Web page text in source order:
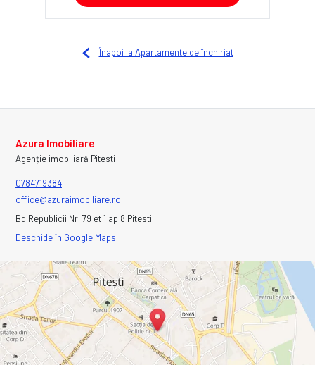
Înapoi la Apartamente de închiriat
Azura Imobiliare
Agenție imobiliară Pitesti
0784719384
office@azuraimobiliare.ro
Bd Republicii Nr. 79 et 1 ap 8 Pitesti
Deschide în Google Maps